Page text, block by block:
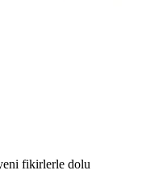
fikirlerle dolu